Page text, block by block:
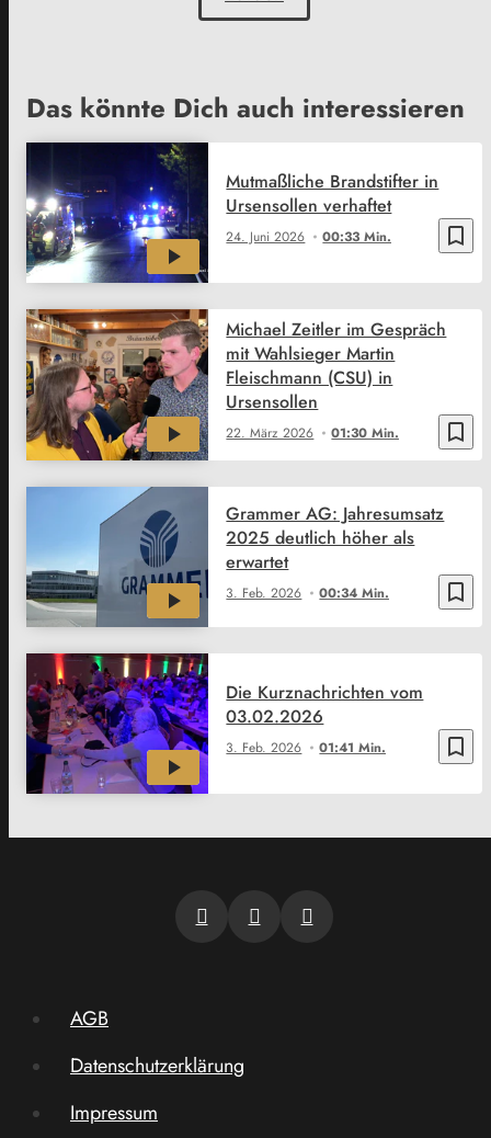
Das könnte Dich auch interessieren
bookmark_border
24. Juni 2026 00:33 Min.
Mutmaßliche Brandstifter in
Ursensollen verhaftet
bookmark_border
22. März 2026 01:30 Min.
Michael Zeitler im Gespräch
mit Wahlsieger Martin
Fleischmann (CSU) in
Ursensollen
bookmark_border
3. Feb. 2026 00:34 Min.
Grammer AG: Jahresumsatz
2025 deutlich höher als
erwartet
bookmark_border
3. Feb. 2026 01:41 Min.
Die Kurznachrichten vom
03.02.2026
AGB
Datenschutzerklärung
Impressum